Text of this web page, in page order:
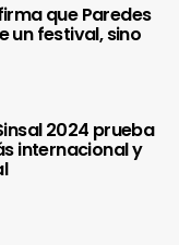
que Paredes
un festival, sino
2024 prueba
internacional y